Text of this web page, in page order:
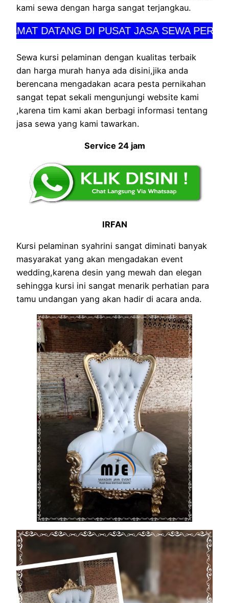
kami sewa dengan harga sangat terjangkau.
DATANG DI PUSAT JASA SEWA
Sewa kursi pelaminan dengan kualitas terbaik
dan harga murah hanya ada disini,jika anda
berencana mengadakan acara pesta pernikahan
sangat tepat sekali mengunjungi website kami
,karena tim kami akan berbagi informasi tentang
jasa sewa yang kami tawarkan.
Service 24 jam
IRFAN
Kursi pelaminan syahrini sangat diminati banyak
masyarakat yang akan mengadakan event
wedding,karena desin yang mewah dan elegan
sehingga kursi ini sangat menarik perhatian para
tamu undangan yang akan hadir di acara anda.